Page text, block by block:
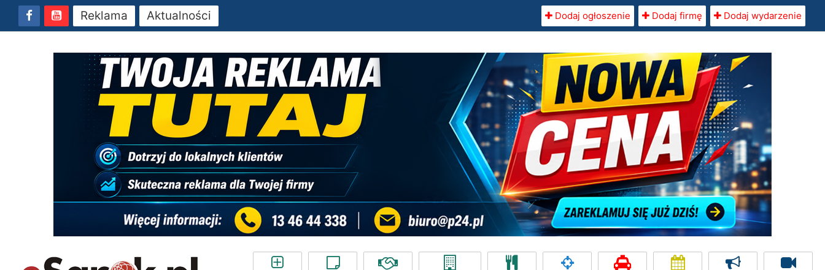
Reklama Aktualności Dodaj ogłoszenie Dodaj firmę Dodaj wydarzenie